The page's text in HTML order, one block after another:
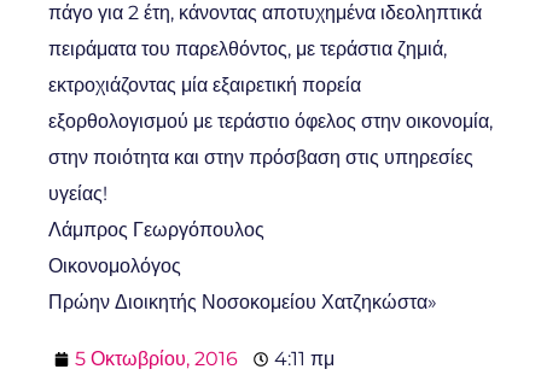
πάγο για 2 έτη, κάνοντας αποτυχημένα ιδεοληπτικά
πειράματα του παρελθόντος, με τεράστια ζημιά,
εκτροχιάζοντας μία εξαιρετική πορεία
εξορθολογισμού με τεράστιο όφελος στην οικονομία,
στην ποιότητα και στην πρόσβαση στις υπηρεσίες
υγείας!
Λάμπρος Γεωργόπουλος
Οικονομολόγος
Πρώην Διοικητής Νοσοκομείου Χατζηκώστα»
5 Οκτωβρίου, 2016
4:11 πμ